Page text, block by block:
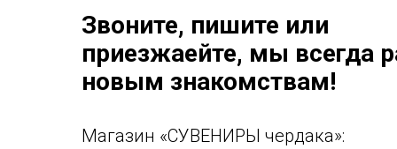
Звоните, пишите или
приезжаейте, мы всегда
новым знакомствам!
Магазин «СУВЕНИРЫ чердака»: